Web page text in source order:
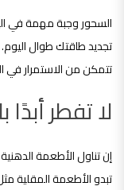
السحور وجبة مهمة في
تجديد طاقتك طوال
تتمكن من الاستمرار في
لا تفطر
إن تناول الأطعمة
تبدو الأطعمة المقلية